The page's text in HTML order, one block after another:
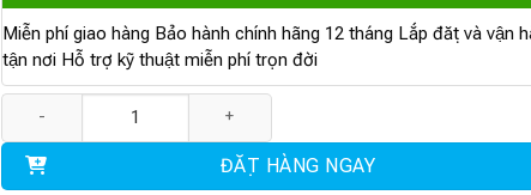
Miễn phí giao hàng Bảo hành chính hãng 12 tháng Lắp đặt và vận
tận nơi Hỗ trợ kỹ thuật miễn phí trọn đời
ĐẶT HÀNG NGAY